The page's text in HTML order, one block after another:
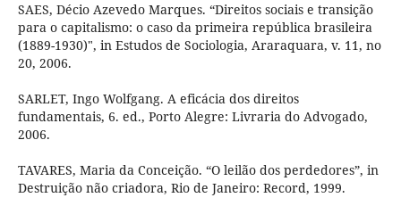
SAES, Décio Azevedo Marques. “Direitos sociais e transição
para o capitalismo: o caso da primeira república brasileira
(1889-1930)", in Estudos de Sociologia, Araraquara, v. 11, no
20, 2006.
SARLET, Ingo Wolfgang. A eficácia dos direitos
fundamentais, 6. ed., Porto Alegre: Livraria do Advogado,
2006.
TAVARES, Maria da Conceição. “O leilão dos perdedores”, in
Destruição não criadora, Rio de Janeiro: Record, 1999.